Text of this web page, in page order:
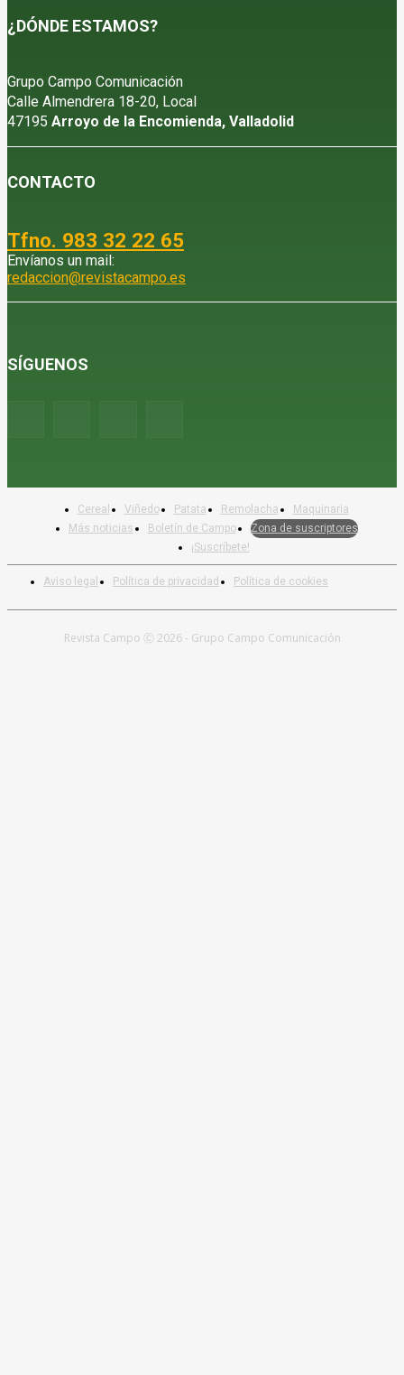
¿DÓNDE ESTAMOS?
Grupo Campo Comunicación
Calle Almendrera 18-20, Local
47195 Arroyo de la Encomienda, Valladolid
CONTACTO
Tfno. 983 32 22 65
Envíanos un mail:
redaccion@revistacampo.es
SÍGUENOS
Aviso legal Política de privacidad Política de cookies
Cereal Viñedo Patata Remolacha
Maquinaria
Más noticias
Boletín de Campo
Zona de suscriptores
¡Suscríbete!
Revista Campo Ⓒ 2026 - Grupo Campo Comunicación